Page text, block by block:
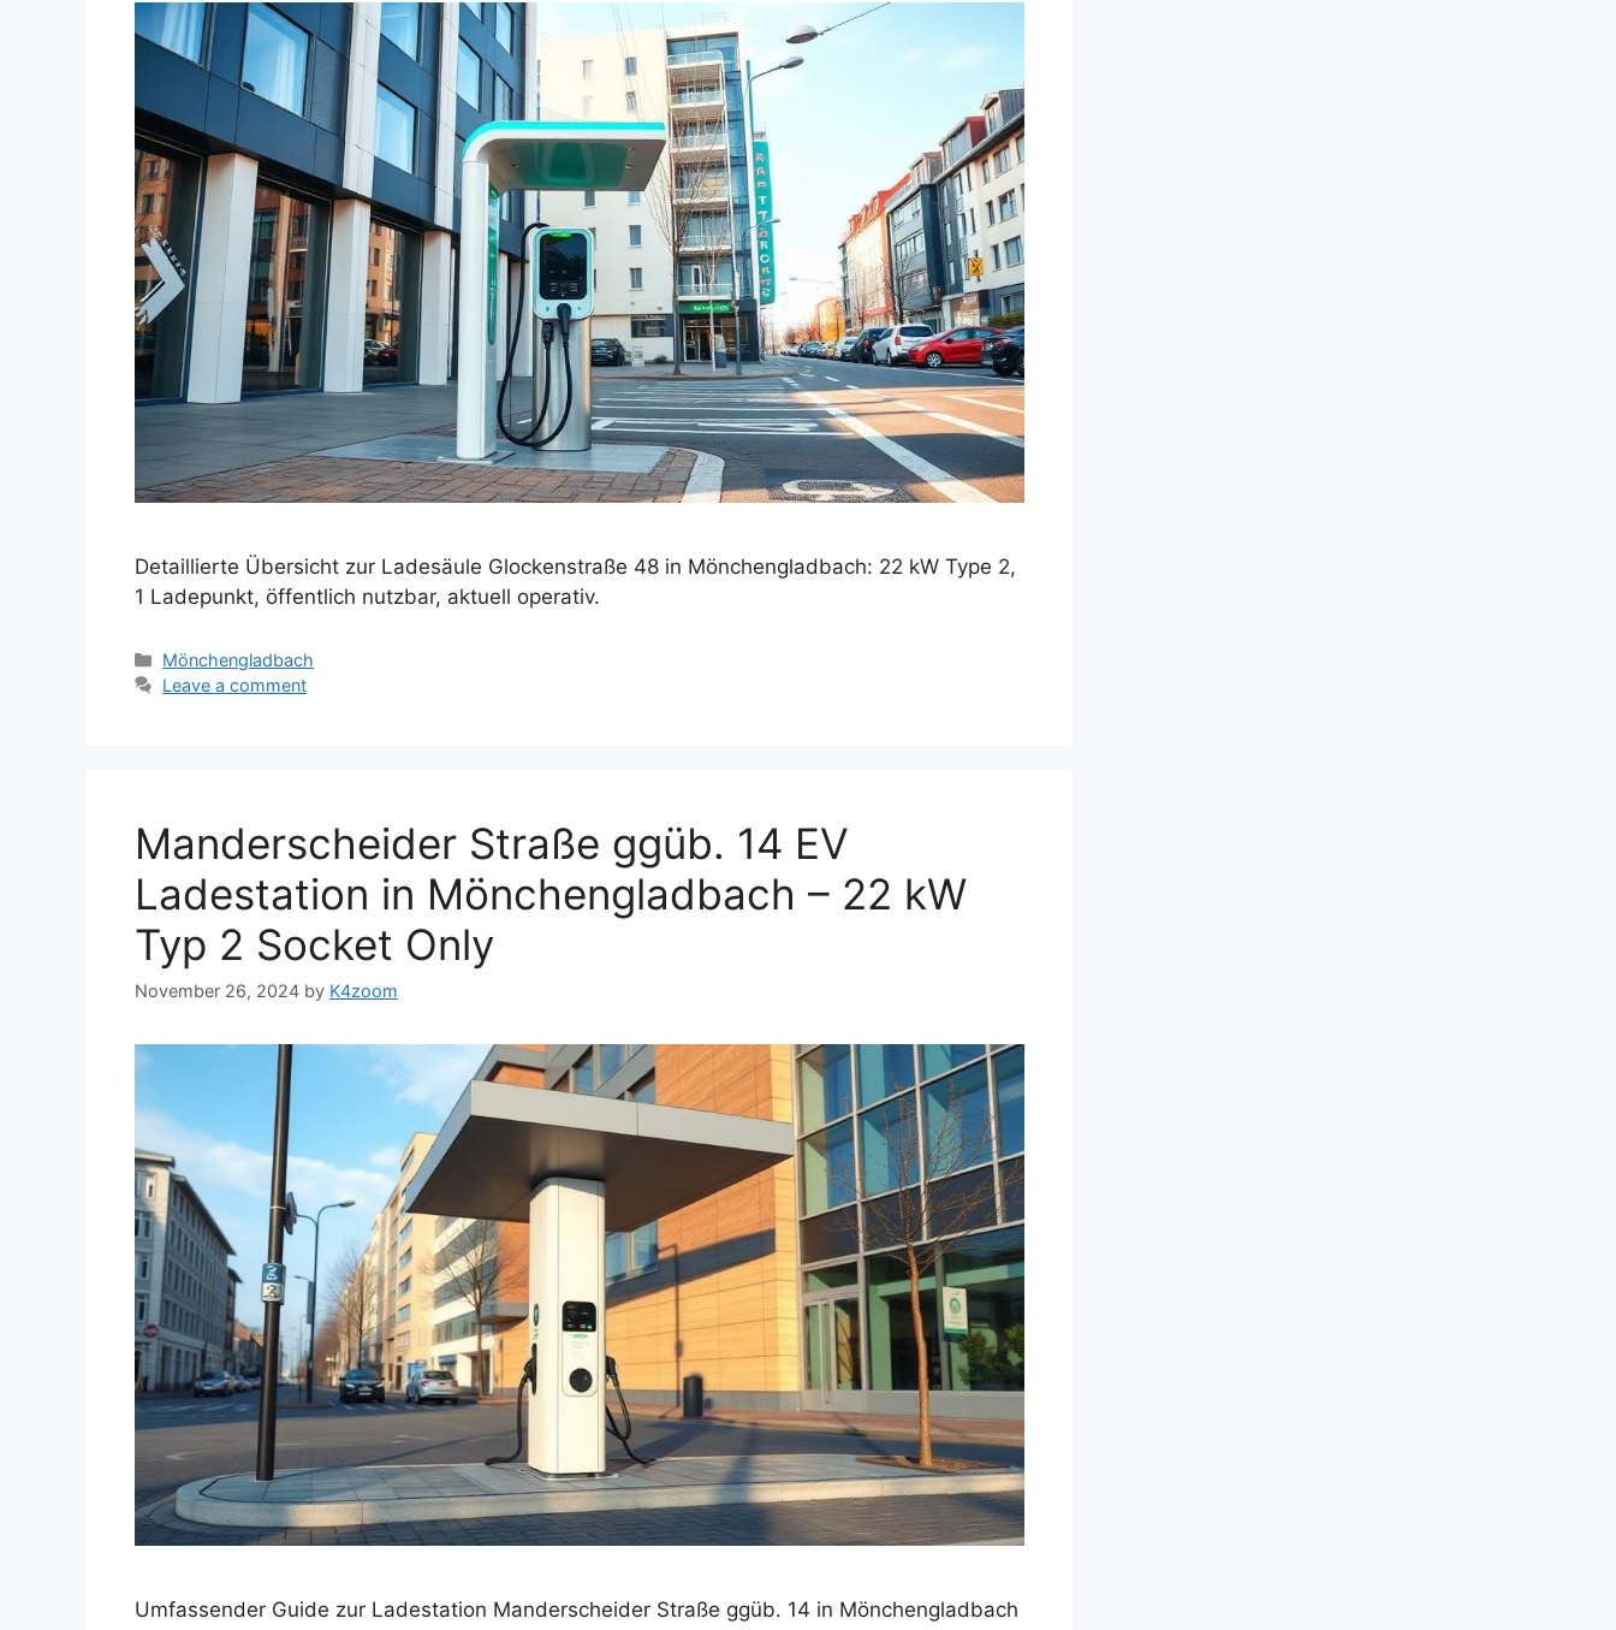
Detaillierte Übersicht zur Ladesäule Glockenstraße 48 in Mönchengladbach: 22 kW Type 2,
1 Ladepunkt, öffentlich nutzbar, aktuell operativ.
Categories
Mönchengladbach
Leave a comment
Manderscheider Straße ggüb. 14 EV
Ladestation in Mönchengladbach – 22 kW
Typ 2 Socket Only
November 26, 2024 by K4zoom
Umfassender Guide zur Ladestation Manderscheider Straße ggüb. 14 in Mönchengladbach